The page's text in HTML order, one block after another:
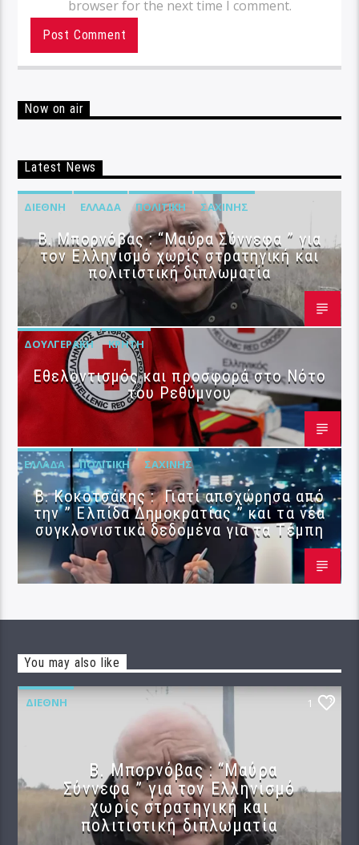
browser for the next time I comment.
Now on air
Latest News
ΔΙΕΘΝΉ ΕΛΛΆΔΑ ΠΟΛΙΤΙΚΉ ΣΑΧΊΝΗΣ
B. Μπορνόβας : “Μαύρα Σύννεφα ” για
τον Ελληνισμό χωρίς στρατηγική και
πολιτιστική διπλωματία
ΔΟΥΛΓΕΡΆΚΗ ΚΡΉΤΗ
Εθελοντισμός και προσφορά στο Νότο
του Ρεθύμνου
ΕΛΛΆΔΑ ΠΟΛΙΤΙΚΉ ΣΑΧΊΝΗΣ
Β. Κοκοτσάκης : Γιατί αποχώρησα από
την ” Ελπίδα Δημοκρατίας ” και τα νέα
συγκλονιστικά δεδομένα για τα Τέμπη
You may also like
ΔΙΕΘΝΉ 1
B. Μπορνόβας : “Μαύρα
Σύννεφα ” για τον Ελληνισμό
χωρίς στρατηγική και
πολιτιστική διπλωματία